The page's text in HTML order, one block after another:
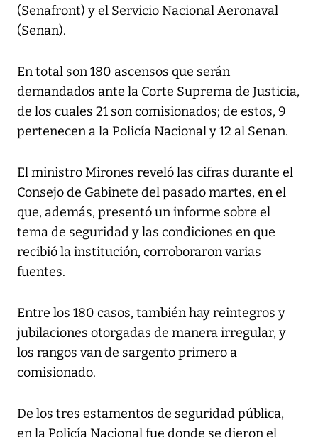
(Senafront) y el Servicio Nacional Aeronaval
(Senan).
En total son 180 ascensos que serán
demandados ante la Corte Suprema de Justicia,
de los cuales 21 son comisionados; de estos, 9
pertenecen a la Policía Nacional y 12 al Senan.
El ministro Mirones reveló las cifras durante el
Consejo de Gabinete del pasado martes, en el
que, además, presentó un informe sobre el
tema de seguridad y las condiciones en que
recibió la institución, corroboraron varias
fuentes.
Entre los 180 casos, también hay reintegros y
jubilaciones otorgadas de manera irregular, y
los rangos van de sargento primero a
comisionado.
De los tres estamentos de seguridad pública,
en la Policía Nacional fue donde se dieron el